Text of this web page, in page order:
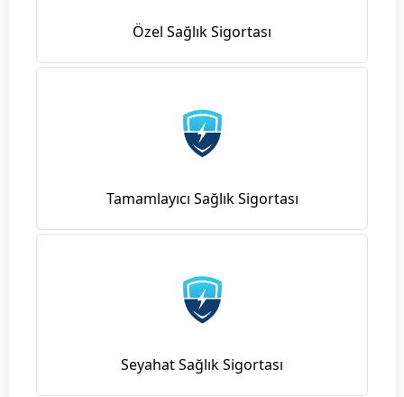
Özel Sağlık Sigortası
Tamamlayıcı Sağlık Sigortası
Seyahat Sağlık Sigortası